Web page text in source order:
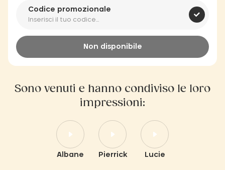
Codice promozionale
Non disponibile
Sono venuti e hanno condiviso le loro
impressioni:
Albane Pierrick Lucie